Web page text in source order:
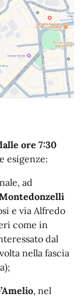
ore 7:30
esigenze:
ad
e via Alfredo
come in
dal
nella fascia
, nel